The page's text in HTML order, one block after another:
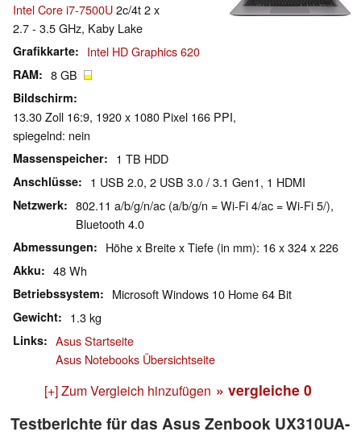
Intel Core i7-7500U2c/4t 2 x
2.7 - 3.5 GHz, Kaby Lake
Grafikkarte Intel HD Graphics 620
RAM 8 GB
Bildschirm
13.30 Zoll 16:9, 1920 x 1080 Pixel 166 PPI,
spiegelnd: nein
Massenspeicher 1 TB HDD
Anschlüsse 1 USB 2.0, 2 USB 3.0 / 3.1 Gen1, 1 HDMI
Netzwerk
802.11 a/b/g/n/ac (a/b/g/n = Wi-Fi 4/ac = Wi-Fi 5/),
Bluetooth 4.0
Abmessungen Höhe x Breite x Tiefe (in mm): 16 x 324 x 226
Akku 48 Wh
Betriebssystem Microsoft Windows 10 Home 64 Bit
Gewicht 1.3 kg
Links
Asus Startseite
Asus Notebooks Übersichtseite
[+] Zum Vergleich hinzufügen » vergleiche 0
Testberichte für das Asus Zenbook UX310UA-